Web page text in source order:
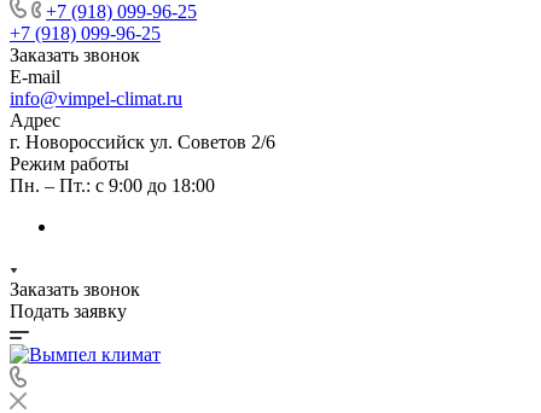
+7 (918) 099-96-25
+7 (918) 099-96-25
Заказать звонок
E-mail
info@vimpel-climat.ru
Адрес
г. Новороссийск ул. Советов 2/6
Режим работы
Пн. – Пт.: с 9:00 до 18:00
Заказать звонок
Подать заявку